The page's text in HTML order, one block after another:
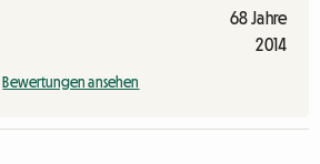
68 Jahre
2014
Bewertungen ansehen